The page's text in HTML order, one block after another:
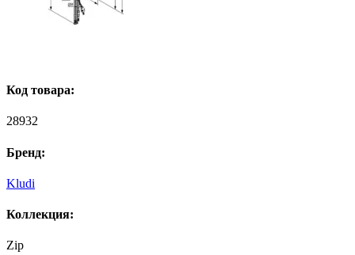
Код товара:
28932
Бренд:
Kludi
Коллекция:
Zip